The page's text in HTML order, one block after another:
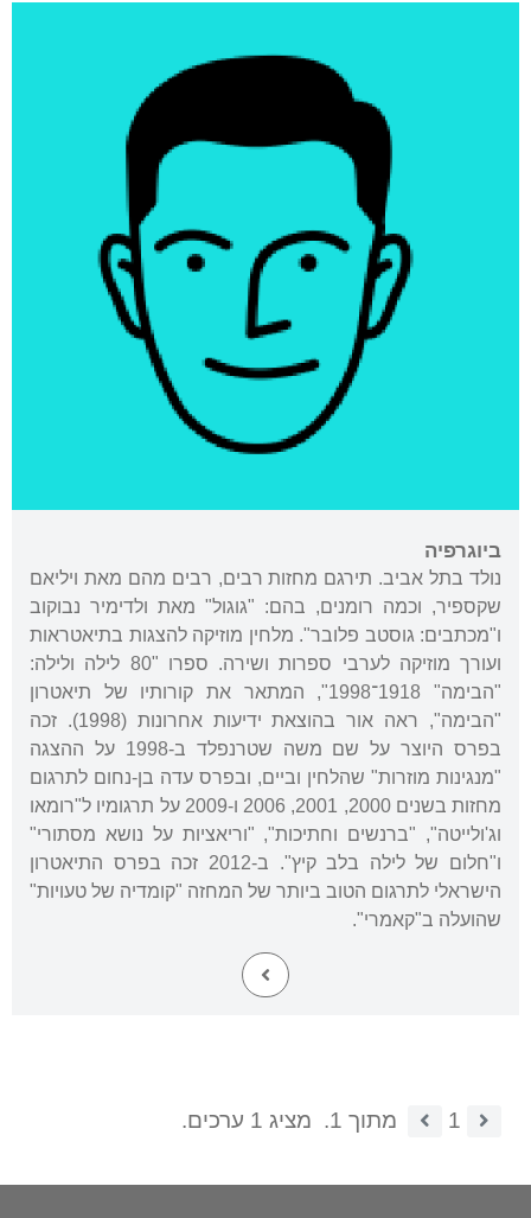
ביוגרפיה
נולד בתל אביב. תירגם מחזות רבים, רבים מהם מאת ויליאם
שקספיר, וכמה רומנים, בהם: "גוגול" מאת ולדימיר נבוקוב
ו"מכתבים: גוסטב פלובר". מלחין מוזיקה להצגות בתיאטראות
ועורך מוזיקה לערבי ספרות ושירה. ספרו "80 לילה ולילה:
"הבימה" 1918־1998", המתאר את קורותיו של תיאטרון
"הבימה", ראה אור בהוצאת ידיעות אחרונות (1998). זכה
בפרס היוצר על שם משה שטרנפלד ב-1998 על ההצגה
"מנגינות מוזרות" שהלחין וביים, ובפרס עדה בן-נחום לתרגום
מחזות בשנים 2000, 2001, 2006 ו-2009 על תרגומיו ל"רומאו
וג'ולייטה", "ברנשים וחתיכות", "וריאציות על נושא מסתורי"
ו"חלום של לילה בלב קיץ". ב-2012 זכה בפרס התיאטרון
הישראלי לתרגום הטוב ביותר של המחזה "קומדיה של טעויות"
שהועלה ב"קאמרי".
1 מתוך 1. מציג 1 ערכים.